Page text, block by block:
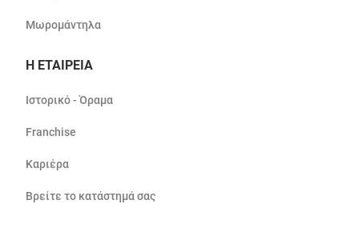
Μωρομάντηλα
Η ΕΤΑΙΡΕΙΑ
Ιστορικό - Όραμα
Franchise
Καριέρα
Βρείτε το κατάστημά σας